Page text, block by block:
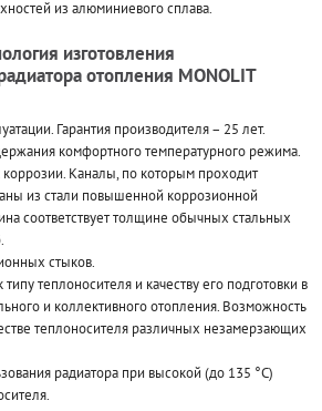
из алюминиевого сплава.
изготовления
отопления MONOLIT
Гарантия производителя – 25 лет.
комфортного температурного режима.
коррозии. Каналы, по которым проходит
из стали повышенной коррозионной
соответствует толщине обычных стальных
стыков.
теплоносителя и качеству его подготовки в
и коллективного отопления. Возможность
теплоносителя различных незамерзающих
радиатора при высокой (до 135 °С)